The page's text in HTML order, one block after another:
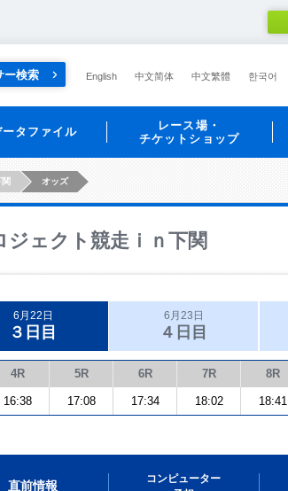
ー検索 English 中文简体 中文繁體 한국어
ータファイル
レース場・
チケットショップ
オッズ
ジェクト競走ｉｎ下関
6月22日
３日目
6月23日
４日目
4R 5R 6R 7R 8R
16:38 17:08 17:34 18:02 18:41
直前情報
コンピューター